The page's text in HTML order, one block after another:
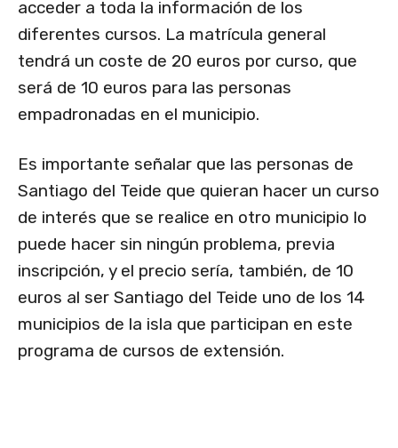
acceder a toda la información de los
diferentes cursos. La matrícula general
tendrá un coste de 20 euros por curso, que
será de 10 euros para las personas
empadronadas en el municipio.
Es importante señalar que las personas de
Santiago del Teide que quieran hacer un curso
de interés que se realice en otro municipio lo
puede hacer sin ningún problema, previa
inscripción, y el precio sería, también, de 10
euros al ser Santiago del Teide uno de los 14
municipios de la isla que participan en este
programa de cursos de extensión.